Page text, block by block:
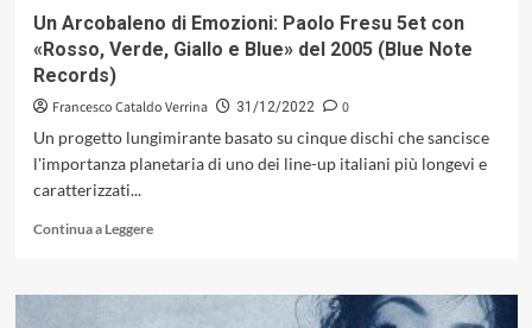
Un Arcobaleno di Emozioni: Paolo Fresu 5et con
«Rosso, Verde, Giallo e Blue» del 2005 (Blue Note
Records)
Francesco Cataldo Verrina 31/12/2022
0
Un progetto lungimirante basato su cinque dischi che sancisce
l'importanza planetaria di uno dei line-up italiani più longevi e
caratterizzati...
Continua a LeggereLeggi
su